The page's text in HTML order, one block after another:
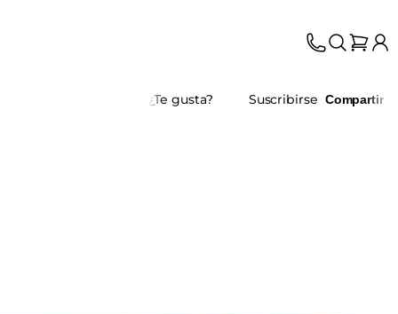
¿Te gusta? Suscribirse Compartir